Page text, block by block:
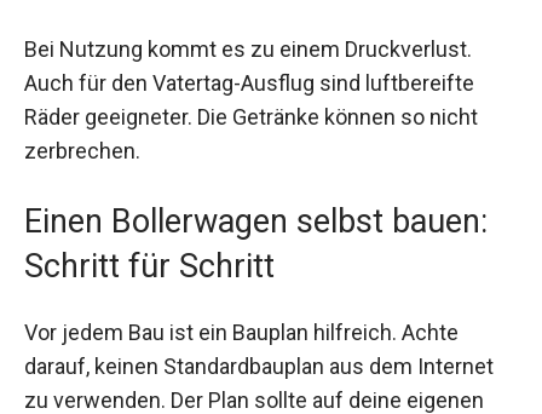
Bei Nutzung kommt es zu einem Druckverlust.
Auch für den Vatertag-Ausflug sind luftbereifte
Räder geeigneter. Die Getränke können so nicht
zerbrechen.
Einen Bollerwagen selbst bauen:
Schritt für Schritt
Vor jedem Bau ist ein Bauplan hilfreich. Achte
darauf, keinen Standardbauplan aus dem Internet
zu verwenden. Der Plan sollte auf deine eigenen